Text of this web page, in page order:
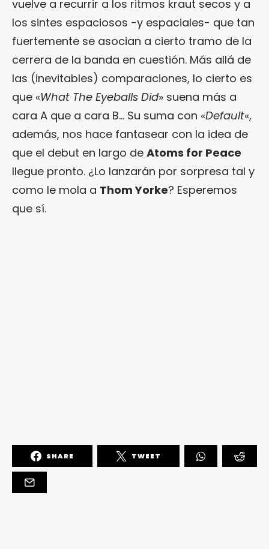
vuelve a recurrir a los ritmos kraut secos y a
los sintes espaciosos -y espaciales- que tan
fuertemente se asocian a cierto tramo de la
cerrera de la banda en cuestión. Más allá de
las (inevitables) comparaciones, lo cierto es
que «What The Eyeballs Did» suena más a
cara A que a cara B… Su suma con «Default«,
además, nos hace fantasear con la idea de
que el debut en largo de Atoms for Peace
llegue pronto. ¿Lo lanzarán por sorpresa tal y
como le mola a Thom Yorke? Esperemos
que sí.
SHARE TWEET